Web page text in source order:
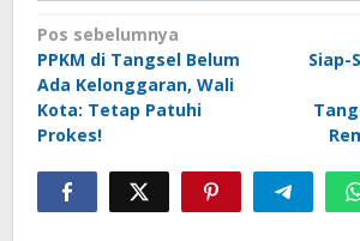
Navigasi
pos
Pos sebelumnya
PPKM di Tangsel Belum
Ada Kelonggaran, Wali
Kota: Tetap Patuhi
Prokes!
Siap-